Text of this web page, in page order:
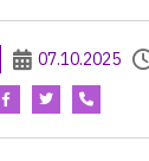
07.10.2025